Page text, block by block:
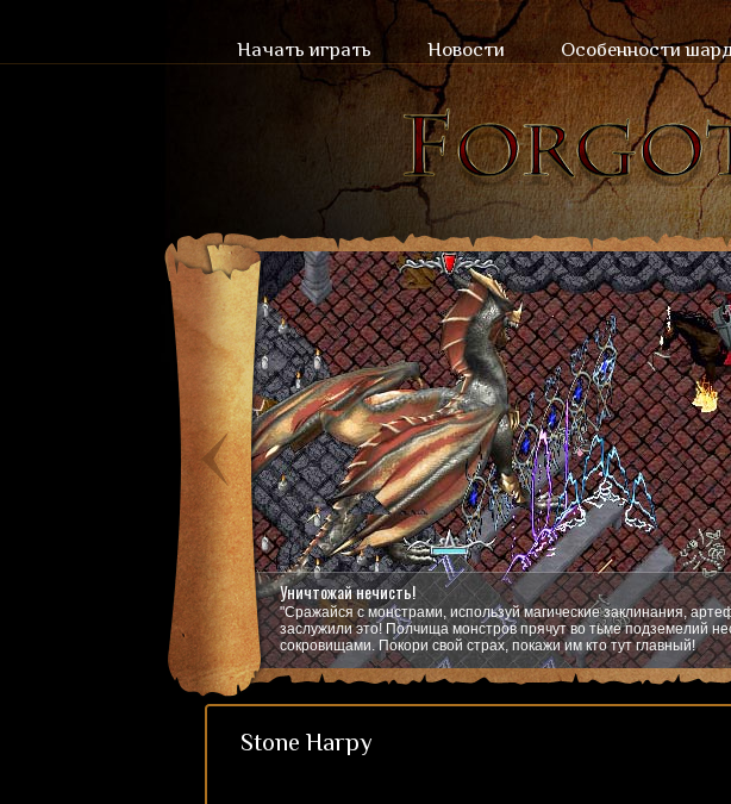
Начать играть Новости Особенности
Уничтожай нечисть!
"Сражайся с монстрами, используй магические заклинания,
заслужили это! Полчища монстров прячут во тьме подземелий
сокровищами. Покори свой страх, покажи им кто тут главный!
Stone Harpy